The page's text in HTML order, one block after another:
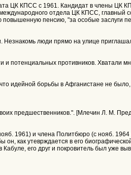
ЦК КПСС с 1961. Кандидат в члены ЦК
отдела ЦК КПСС,
пенсию, "за особые заслуги
люди прямо на улице
потенциальных противников. Хватали
идейной борьбы в Афганистане не
предшественников.". [Млечин Л. М.
1961) и члена Политбюро (с нояб.
как утеврждается в его
его друг и покровитель был уже